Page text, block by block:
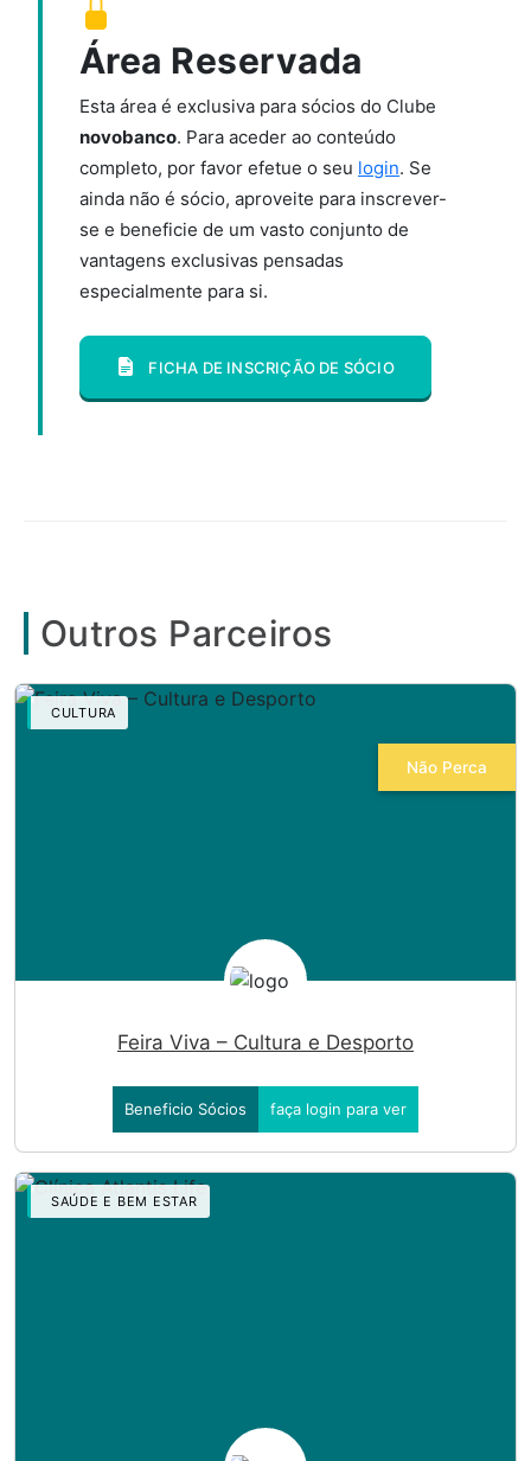
Área Reservada
Esta área é exclusiva para sócios do Clube
novobanco. Para aceder ao conteúdo
completo, por favor efetue o seu login. Se
ainda não é sócio, aproveite para inscrever-
se e beneficie de um vasto conjunto de
vantagens exclusivas pensadas
especialmente para si.
FICHA DE INSCRIÇÃO DE SÓCIO
Outros Parceiros
Não Perca
CULTURA
Feira Viva – Cultura e Desporto
Beneficio Sócios faça login para ver
SAÚDE E BEM ESTAR